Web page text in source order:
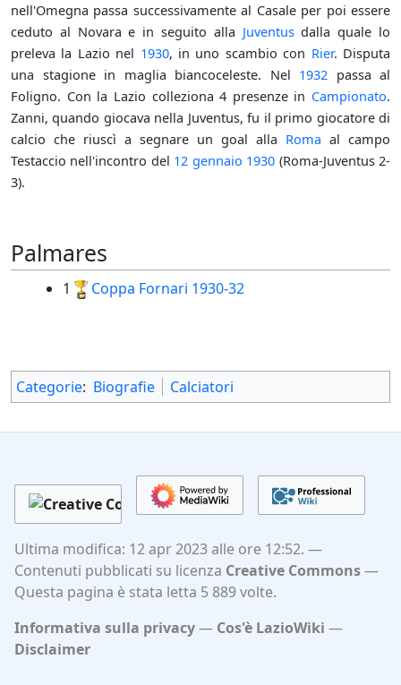
nell'Omegna passa successivamente al Casale per poi essere
ceduto al Novara e in seguito alla Juventusdalla quale lo
preleva la Lazio nel 1930, in uno scambio con Rier. Disputa
una stagione in maglia biancoceleste. Nel 1932 passa al
Foligno. Con la Lazio colleziona 4 presenze in Campionato.
Zanni, quando giocava nella Juventus, fu il primo giocatore di
calcio che riuscì a segnare un goal alla Roma al campo
Testaccio nell'incontro del 12 gennaio 1930 (Roma-Juventus 2-
3).
Palmares
1 Coppa Fornari 1930-32
Categorie: Biografie Calciatori
Ultima modifica: 12 apr 2023 alle ore 12:52.
Contenuti pubblicati su licenza Creative Commons
Questa pagina è stata letta 5 889 volte.
Informativa sulla privacy
Cos'è LazioWiki
Disclaimer